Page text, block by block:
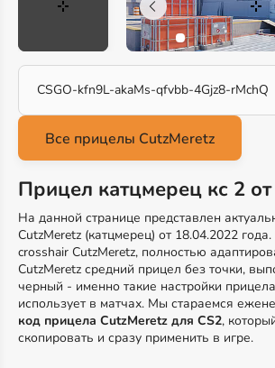
CSGO-kfn9L-akaMs-qfvbb-4Gjz8-rMchQ
Прицел катцмерец кс 2
На данной странице представлен
CutzMeretz (катцмерец) от 18.04.2022
crosshair CutzMeretz, полностью
CutzMeretz средний прицел без точки,
черный - именно такие настройки
использует в матчах. Мы стараемся
код прицела CutzMeretz для CS2,
скопировать и сразу применить в игре.